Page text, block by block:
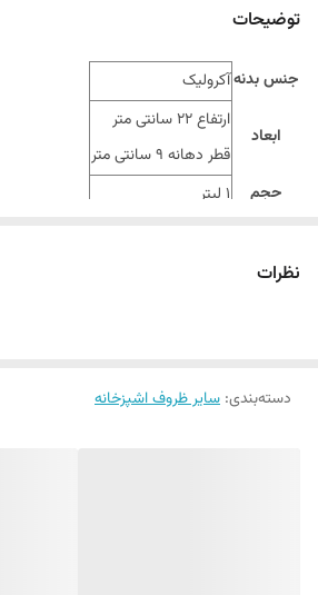
توضیحات
جنس بدنهآکرولیک
ابعاد
ارتفاع 22 سانتی متر
قطر دهانه 9 سانتی متر
حجم
1 لیتر
نظرات
دسته‌بندی: سایر ظروف اشپزخانه